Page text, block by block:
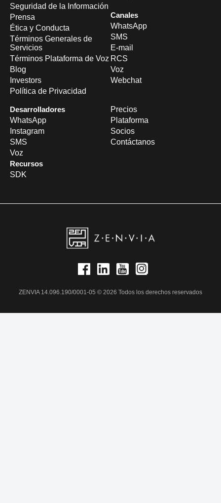
Seguridad de la Información
Prensa
Ética y Conducta
Términos Generales de
Servicios
Términos Plataforma de Voz
Blog
Investors
Política de Privacidad
Canales
WhatsApp
SMS
E-mail
RCS
Voz
Webchat
Desarrolladores
WhatsApp
Instagram
SMS
Voz
Recursos
SDK
Precios
Plataforma
Socios
Contáctanos
ZENVIA 14.096.190/0001-05 © 2026 Todos los derechos reservados